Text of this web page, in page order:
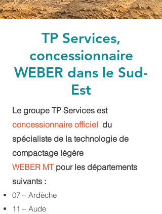
TP Services,
concessionnaire
WEBER dans le Sud-
Est
Le groupe TP Services est
concessionnaire officiel du
spécialiste de la technologie de
compactage légère
WEBER MT pour les départements
suivants :
07 – Ardèche
11 – Aude